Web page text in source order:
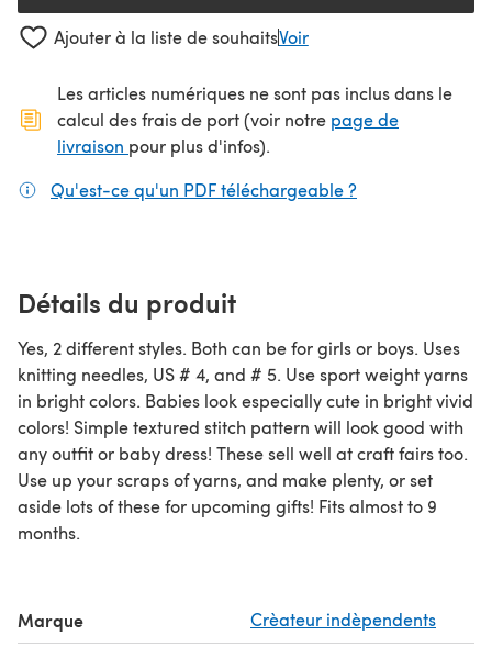
Ajouter à la liste de souhaitsVoir
Les articles numériques ne sont pas inclus dans le
calcul des frais de port (voir notre page de
livraison (s'ouvre dans un nouvel onglet)
pour plus d'infos).
Qu'est-ce qu'un PDF téléchargeable ?
Détails du produit
Yes, 2 different styles. Both can be for girls or boys. Uses
knitting needles, US # 4, and # 5. Use sport weight yarns
in bright colors. Babies look especially cute in bright vivid
colors! Simple textured stitch pattern will look good with
any outfit or baby dress! These sell well at craft fairs too.
Use up your scraps of yarns, and make plenty, or set
aside lots of these for upcoming gifts! Fits almost to 9
months.
Marque Crèateur indèpendents